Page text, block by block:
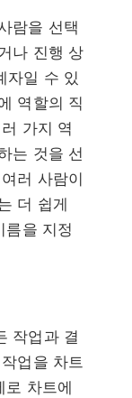
람을 선택
나 진행 상
자일 수 있
역할의 직
가지 역
는 것을 선
러 사람이
더 쉽게
름을 지정
작업과 결
업을 차트
차트에